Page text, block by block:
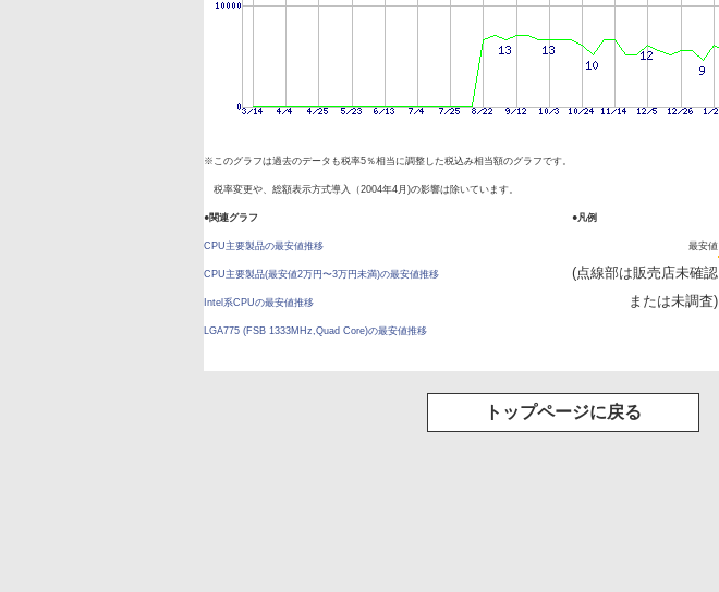
※このグラフは過去のデータも税率5％相当に調整した税込み相当額のグラフです。
税率変更や、総額表示方式導入（2004年4月)の影響は除いています。
●関連グラフ
CPU主要製品の最安値推移
CPU主要製品(最安値2万円〜3万円未満)の最安値推移
Intel系CPUの最安値推移
LGA775 (FSB 1333MHz,Quad Core)の最安値推移
●凡例
最安値
(点線部は販売店未確認
または未調査)
トップページに戻る